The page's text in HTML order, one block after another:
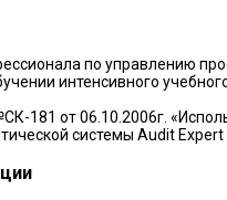
по управлению
интенсивного
181 от 06.10.2006г.
системы Audit